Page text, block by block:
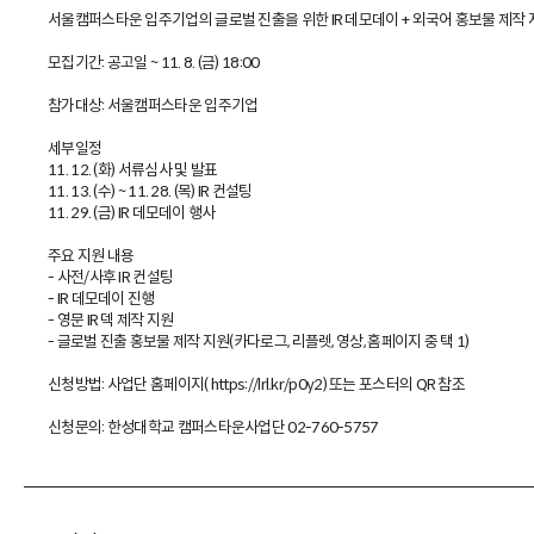
서울캠퍼스타운 입주기업의 글로벌 진출을 위한 IR 데모데이 + 외국어 홍보물 제작
모집기간: 공고일 ~ 11. 8. (금) 18:00
참가대상: 서울캠퍼스타운 입주기업
세부일정
11. 12. (화) 서류심사 및 발표
11. 13. (수) ~ 11. 28. (목) IR 컨설팅
11. 29. (금) IR 데모데이 행사
주요 지원 내용
- 사전/사후 IR 컨설팅
- IR 데모데이 진행
- 영문 IR 덱 제작 지원
- 글로벌 진출 홍보물 제작 지원(카다로그, 리플렛, 영상, 홈페이지 중 택 1)
신청방법: 사업단 홈페이지( https://lrl.kr/p0y2) 또는 포스터의 QR 참조
신청문의: 한성대학교 캠퍼스타운사업단 02-760-5757